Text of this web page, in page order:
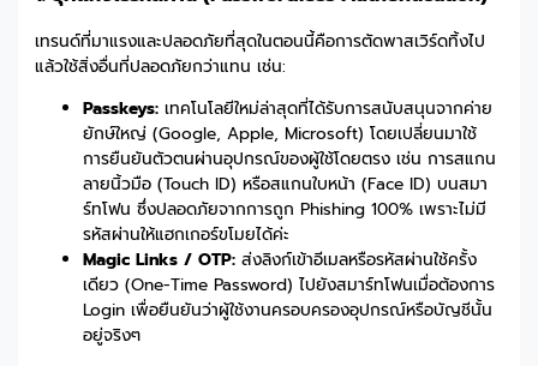
เทรนด์ที่มาแรงและปลอดภัยที่สุดในตอนนี้คือการตัดพาสเวิร์ดทิ้งไป
แล้วใช้สิ่งอื่นที่ปลอดภัยกว่าแทน เช่น:
Passkeys: เทคโนโลยีใหม่ล่าสุดที่ได้รับการสนับสนุนจากค่าย
ยักษ์ใหญ่ (Google, Apple, Microsoft) โดยเปลี่ยนมาใช้
การยืนยันตัวตนผ่านอุปกรณ์ของผู้ใช้โดยตรง เช่น การสแกน
ลายนิ้วมือ (Touch ID) หรือสแกนใบหน้า (Face ID) บนสมา
ร์ทโฟน ซึ่งปลอดภัยจากการถูก Phishing 100% เพราะไม่มี
รหัสผ่านให้แฮกเกอร์ขโมยได้ค่ะ
Magic Links / OTP: ส่งลิงก์เข้าอีเมลหรือรหัสผ่านใช้ครั้ง
เดียว (One-Time Password) ไปยังสมาร์ทโฟนเมื่อต้องการ
Login เพื่อยืนยันว่าผู้ใช้งานครอบครองอุปกรณ์หรือบัญชีนั้น
อยู่จริงๆ